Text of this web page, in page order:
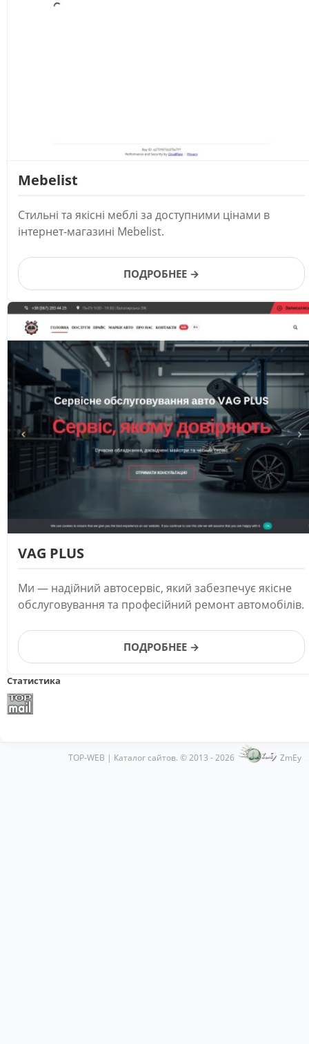
Mebelist
Стильні та якісні меблі за доступними цінами в
інтернет-магазині Mebelist.
ПОДРОБНЕЕ →
VAG PLUS
Ми — надійний автосервіс, який забезпечує якісне
обслуговування та професійний ремонт автомобілів.
ПОДРОБНЕЕ →
Статистика
TOP-WEB | Каталог сайтов. © 2013 - 2026 ZmEy